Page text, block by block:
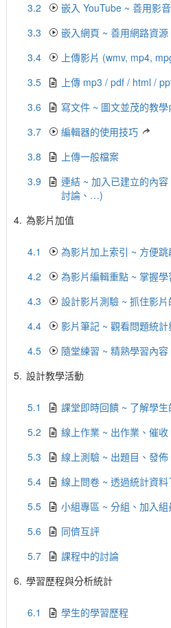
3.2
嵌入 YouTube ~ 善用影
3.3
嵌入網頁 ~ 善用網路資源
3.4
上傳影片 (wmv, mp4,
3.5
上傳 mp3 / pdf / html /
3.6
寫文件 ~ 圖文並茂的教學
3.7
編輯器的使用技巧
3.8
上傳一般檔案
3.9
連結 ~ 加入已建立的內容
討論、…)
4. 為影片加值
4.1
為影片加上索引 ~ 方便
4.2
為影片編輯重點 ~ 掌握
4.3
設計影片測驗 ~ 抓住影
4.4
影片筆記 ~ 觀看問題統
4.5
隨堂練習 ~ 精熟學習內容
5. 設計教學活動
5.1
課堂即時回饋 ~ 了解學
5.2
線上作業 ~ 出作業、催
5.3
線上測驗 ~ 出題目、發
5.4
線上問卷 ~ 透過統計資
5.5
小組專區 ~ 分組、加入
5.6
同儕互評
5.7
課程中的討論
6. 學習歷程與分析統計
6.1
學生的學習歷程